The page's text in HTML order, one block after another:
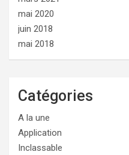
mai 2020
juin 2018
mai 2018
Catégories
A la une
Application
Inclassable